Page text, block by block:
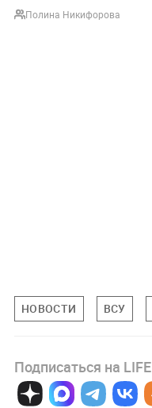
Полина Никифорова
НОВОСТИ ВСУ
Подписаться на LIFE